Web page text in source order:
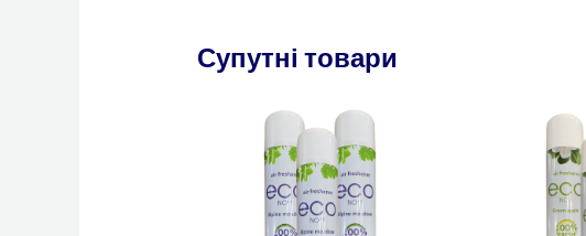
Супутні товари